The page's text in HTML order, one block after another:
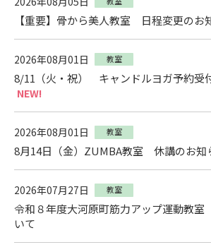
【重要】骨から美人教室 日程変更のお
2026年08月01日 教室
8/11（火・祝） キャンドルヨガ予約受
NEW!
2026年08月01日 教室
8月14日（金）ZUMBA教室 休講のお知
2026年07月27日 教室
令和８年度大河原町筋力アップ運動教
いて